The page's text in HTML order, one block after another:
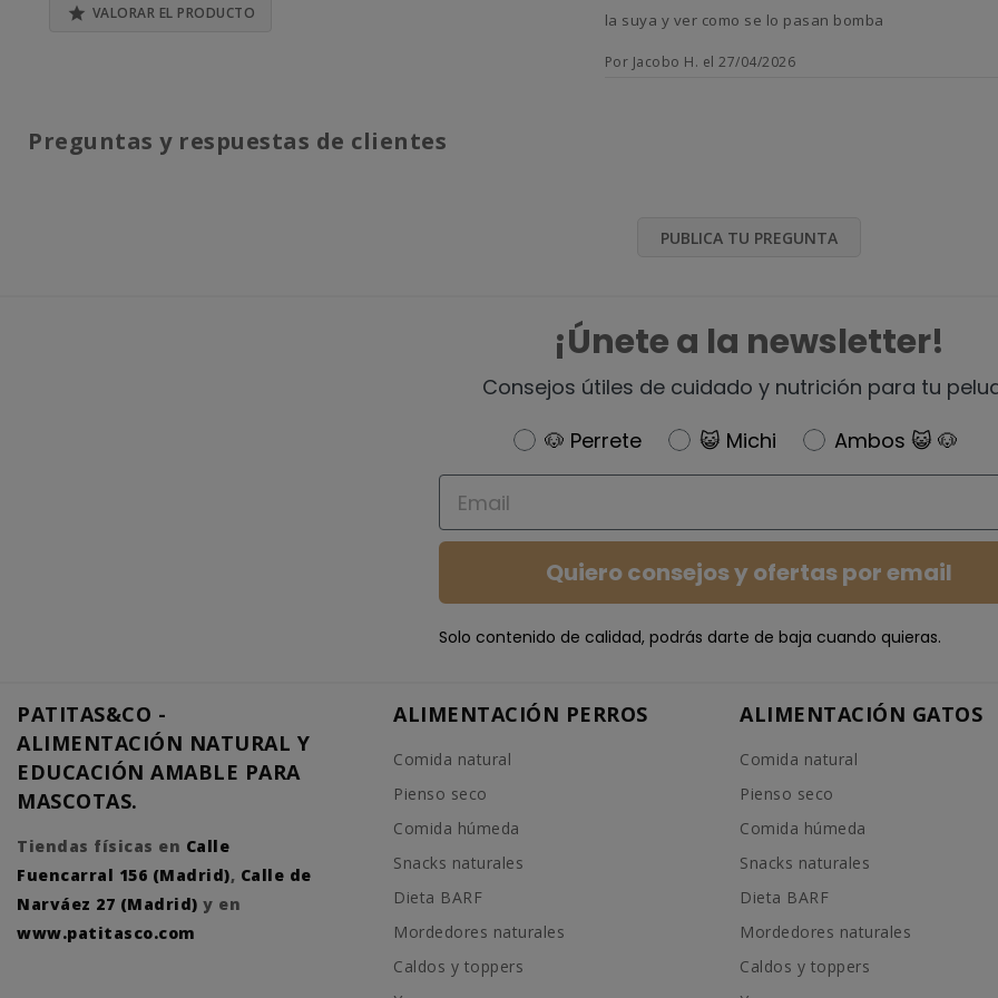
 VALORAR EL PRODUCTO
la suya y ver como se lo pasan bomba
Por Jacobo H. el 27/04/2026
Preguntas y respuestas de clientes
PUBLICA TU PREGUNTA
¡Únete a la newsletter!
Consejos útiles de cuidado y nutrición para tu
Newsletter
🐶 Perrete 😺 Michi
Ambos 😺 🐶
Email
Quiero consejos y ofertas por email
Solo contenido de calidad, podrás darte de baja cuando quieras.
PATITAS&CO -
ALIMENTACIÓN NATURAL Y
EDUCACIÓN AMABLE PARA
MASCOTAS.
Tiendas físicas en Calle
Fuencarral 156 (Madrid), Calle de
Narváez 27 (Madrid) y en
www.patitasco.com
ALIMENTACIÓN PERROS
Comida natural
Pienso seco
Comida húmeda
Snacks naturales
Dieta BARF
Mordedores naturales
Caldos y toppers
ALIMENTACIÓN GATOS
Comida natural
Pienso seco
Comida húmeda
Snacks naturales
Dieta BARF
Mordedores naturales
Caldos y toppers